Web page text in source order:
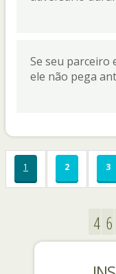
Se seu parceiro
ele não pega
1 2 3